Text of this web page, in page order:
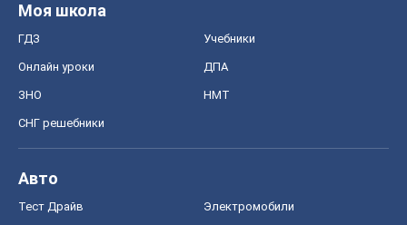
Моя школа
ГДЗ Учебники
Онлайн уроки ДПА
ЗНО НМТ
СНГ решебники
Авто
Тест Драйв Электромобили